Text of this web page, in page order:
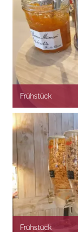
Frühstück
Frühstück